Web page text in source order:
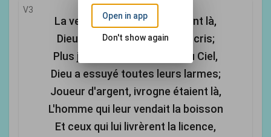
V3
La veuve, les orphelins étaient là,
Dieu s'est souvenu de leurs cris;
Plus jamais de chagrins là au Ciel,
Dieu a essuyé toutes leurs larmes;
Joueur d'argent, ivrogne étaient là,
L'homme qui leur vendait la boisson
Et ceux qui lui livrèrent la licence,
Open in app
Don't show again